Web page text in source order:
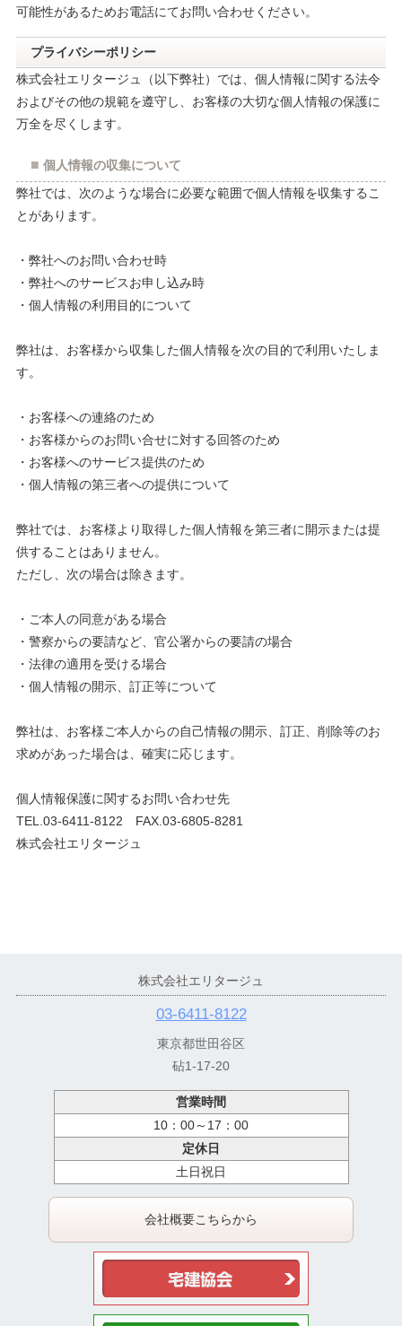
可能性があるためお電話にてお問い合わせください。
プライバシーポリシー
株式会社エリタージュ（以下弊社）では、個人情報に関する法令
およびその他の規範を遵守し、お客様の大切な個人情報の保護に
万全を尽くします。
個人情報の収集について
弊社では、次のような場合に必要な範囲で個人情報を収集するこ
とがあります。
・弊社へのお問い合わせ時
・弊社へのサービスお申し込み時
・個人情報の利用目的について
弊社は、お客様から収集した個人情報を次の目的で利用いたしま
す。
・お客様への連絡のため
・お客様からのお問い合せに対する回答のため
・お客様へのサービス提供のため
・個人情報の第三者への提供について
弊社では、お客様より取得した個人情報を第三者に開示または提
供することはありません。
ただし、次の場合は除きます。
・ご本人の同意がある場合
・警察からの要請など、官公署からの要請の場合
・法律の適用を受ける場合
・個人情報の開示、訂正等について
弊社は、お客様ご本人からの自己情報の開示、訂正、削除等のお
求めがあった場合は、確実に応じます。
個人情報保護に関するお問い合わせ先
TEL.03-6411-8122 FAX.03-6805-8281
株式会社エリタージュ
株式会社エリタージュ
03-6411-8122
東京都世田谷区
砧1-17-20
営業時間
10：00～17：00
定休日
土日祝日
会社概要こちらから